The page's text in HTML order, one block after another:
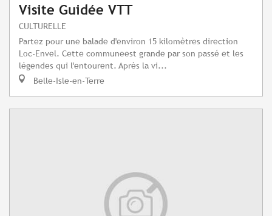
Visite Guidée VTT
CULTURELLE
Partez pour une balade d'environ 15 kilomètres direction
Loc-Envel. Cette communeest grande par son passé et les
légendes qui l'entourent. Après la vi...
Belle-Isle-en-Terre